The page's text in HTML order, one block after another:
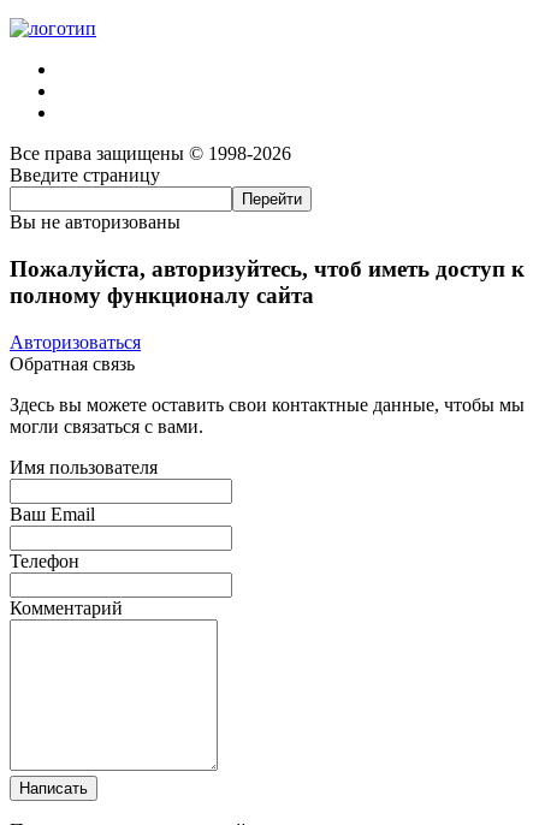
Все права защищены © 1998-2026
Введите страницу
Вы не авторизованы
Пожалуйста, авторизуйтесь, чтоб иметь доступ к
полному функционалу сайта
Авторизоваться
Обратная связь
Здесь вы можете оставить свои контактные данные, чтобы мы
могли связаться с вами.
Имя пользователя
Ваш Email
Телефон
Комментарий
Написать